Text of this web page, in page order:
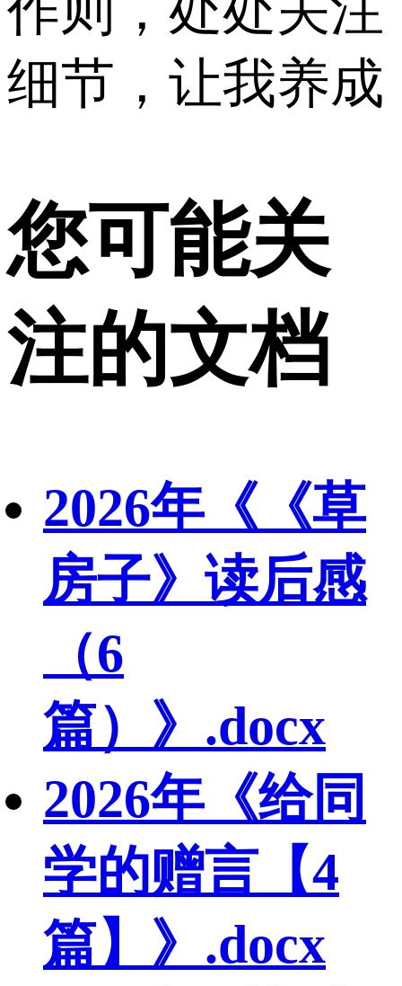
细节，让我养成
您可能关
注的文档
2026年《《草
房子》读后感
（6
篇）》.docx
2026年《给同
学的赠言【4
篇】》.docx